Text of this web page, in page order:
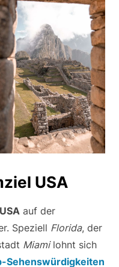
USA
USA auf der
Speziell Florida, der
Miamilohnt sich
Sehenswürdigkeiten